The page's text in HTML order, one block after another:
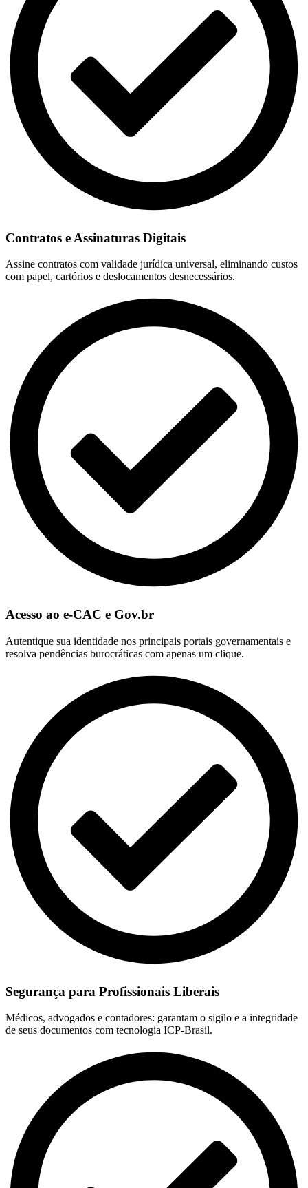
Contratos e Assinaturas Digitais
Assine contratos com validade jurídica universal, eliminando custos
com papel, cartórios e deslocamentos desnecessários.
Acesso ao e-CAC e Gov.br
Autentique sua identidade nos principais portais governamentais e
resolva pendências burocráticas com apenas um clique.
Segurança para Profissionais Liberais
Médicos, advogados e contadores: garantam o sigilo e a integridade
de seus documentos com tecnologia ICP-Brasil.